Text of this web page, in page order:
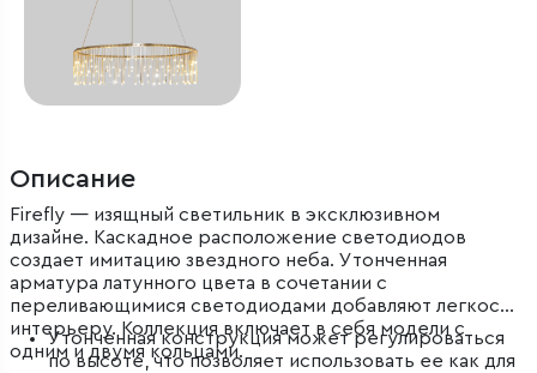
Описание
Firefly — изящный светильник в эксклюзивном
дизайне. Каскадное расположение светодиодов
создает имитацию звездного неба. Утонченная
арматура латунного цвета в сочетании с
переливающимися светодиодами добавляют легкости
интерьеру. Коллекция включает в себя модели с
одним и двумя кольцами.
Утонченная конструкция может регулироваться
по высоте, что позволяет использовать ее как для